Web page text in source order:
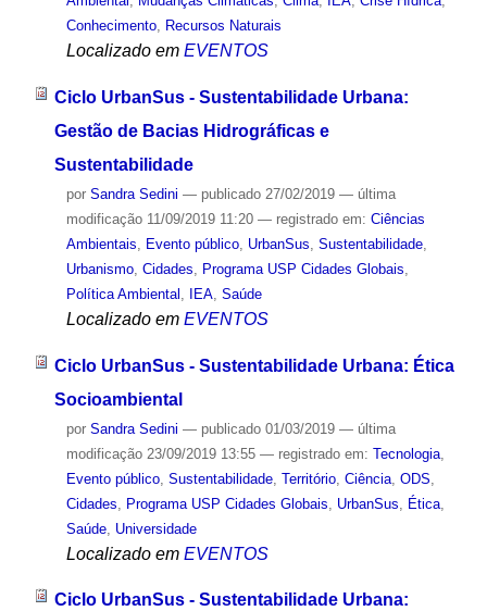
Conhecimento, Recursos Naturais
Localizado em EVENTOS
Ciclo UrbanSus - Sustentabilidade Urbana:
Gestão de Bacias Hidrográficas e
Sustentabilidade
por Sandra Sedini — publicado27/02/2019 — última
modificação11/09/2019 11:20 — registrado em: Ciências
Ambientais, Evento público, UrbanSus, Sustentabilidade,
Urbanismo, Cidades, Programa USP Cidades Globais,
Política Ambiental , IEA, Saúde
Localizado em EVENTOS
Ciclo UrbanSus - Sustentabilidade Urbana: Ética
Socioambiental
por Sandra Sedini — publicado01/03/2019 — última
modificação23/09/2019 13:55 — registrado em: Tecnologia,
Evento público, Sustentabilidade, Território, Ciência, ODS
Cidades
Programa USP Cidades Globais UrbanSus Ética,
Saúde, Universidade
Localizado em EVENTOS
Ciclo UrbanSus - Sustentabilidade Urbana: